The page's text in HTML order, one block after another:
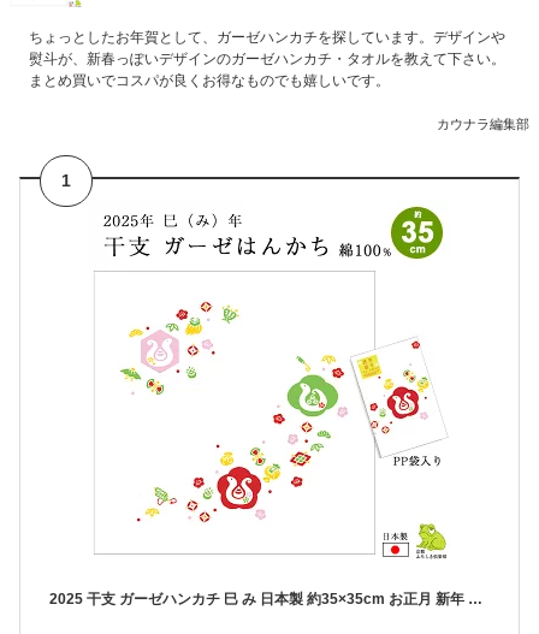
ちょっとしたお年賀として、ガーゼハンカチを探しています。デザインや
熨斗が、新春っぽいデザインのガーゼハンカチ・タオルを教えて下さい。
まとめ買いでコスパが良くお得なものでも嬉しいです。
カウナラ編集部
1
2025 干支 ガーゼハンカチ 巳 み 日本製 約35×35cm お正月 新年 ご挨拶 お年賀 ガーゼ ハンカチ はんかち お祝い ギフト プレゼント プチギフト ノベルティ ベビー 赤ちゃん 新生児 子供 キッズ ポイント消化 メール便 送料無料 2025